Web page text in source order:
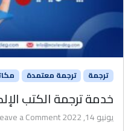
ترجمة ترجمة معتمدة
خدمة ترجمة الكتب
يونيو 14, 2022
a Comment